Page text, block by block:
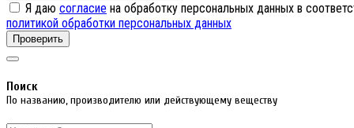
Я даю согласие на обработку персональных данных в
политикой обработки персональных данных
Проверить
Поиск
По названию, производителю или действующему веществу